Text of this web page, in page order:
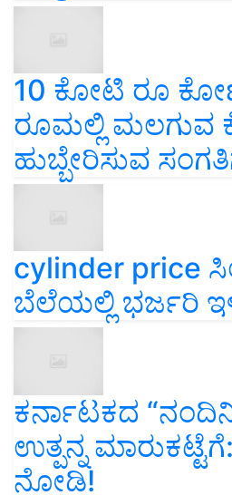
10 ಕೋಟಿ ರೂ
ರೂಮಲ್ಲಿ
ಹುಬ್ಬೇರಿಸುವ
cylinder price
ಬೆಲೆಯಲ್ಲಿ ಭರ್ಜರಿ
ಕರ್ನಾಟಕದ
ಉತ್ಪನ್ನ
ನೋಡಿ!